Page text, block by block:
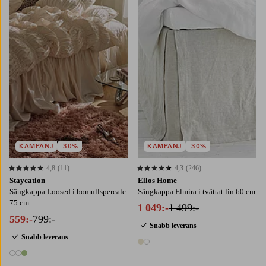
Staycation
Sängkappa Loosed i bomullspercale
75 cm
559:-799:-
Snabb leverans
3 färger
4,8 baserat på 11 st betyg
4,8 (11)
KAMPANJ -30%
90X200 120X200140X200160X200
180X200
Ellos Home
Sängkappa Elmira i tvättat lin 60 cm
1 049:-1 499:-
Snabb leverans
2 färger
4,3 baserat på 246 st betyg
4,3 (246)
KAMPANJ -30%
90X200120X200